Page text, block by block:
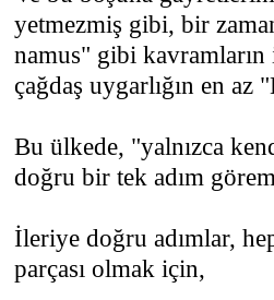
yetmezmiş gibi, bir
namus" gibi
çağdaş uygarlığın en
Bu ülkede, "yalnızca
doğru bir tek adım
İleriye doğru adımlar,
parçası olmak için,